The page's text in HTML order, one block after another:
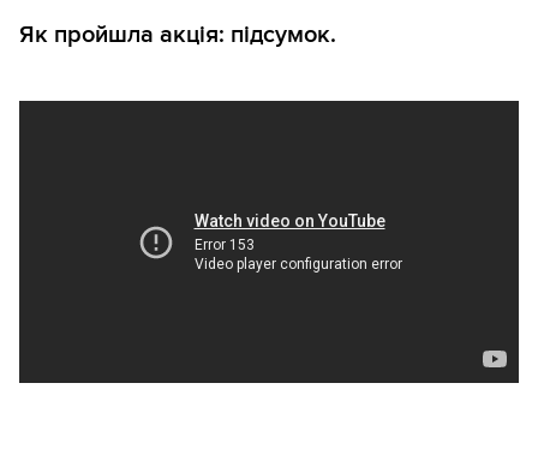
Як пройшла акція: підсумок.